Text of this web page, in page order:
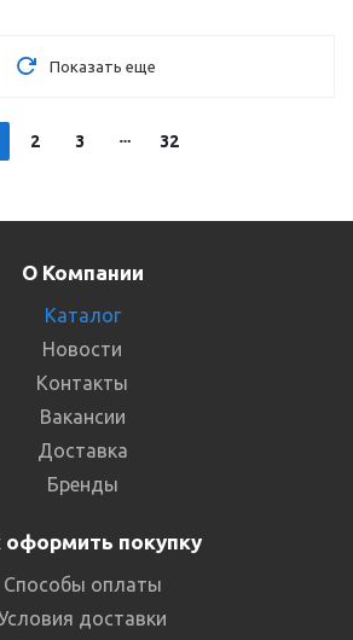
Показать еще
2 3 32
О Компании
Каталог
Новости
Контакты
Вакансии
Доставка
Бренды
оформить покупку
Способы оплаты
доставки